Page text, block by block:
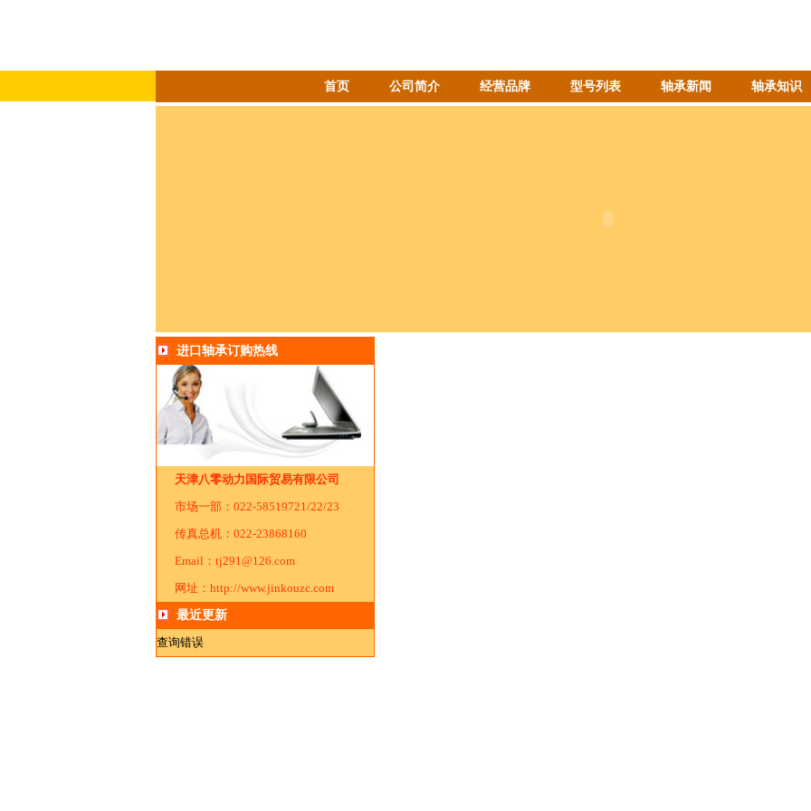
首页 公司简介 经营品牌 型号列表 轴承新闻 轴承知识
进口轴承订购热线
天津八零动力国际贸易有限公司
市场一部：022-58519721/22/23
传真总机：022-23868160
Email：tj291@126.com
网址：http://www.jinkouzc.com
最近更新
查询错误